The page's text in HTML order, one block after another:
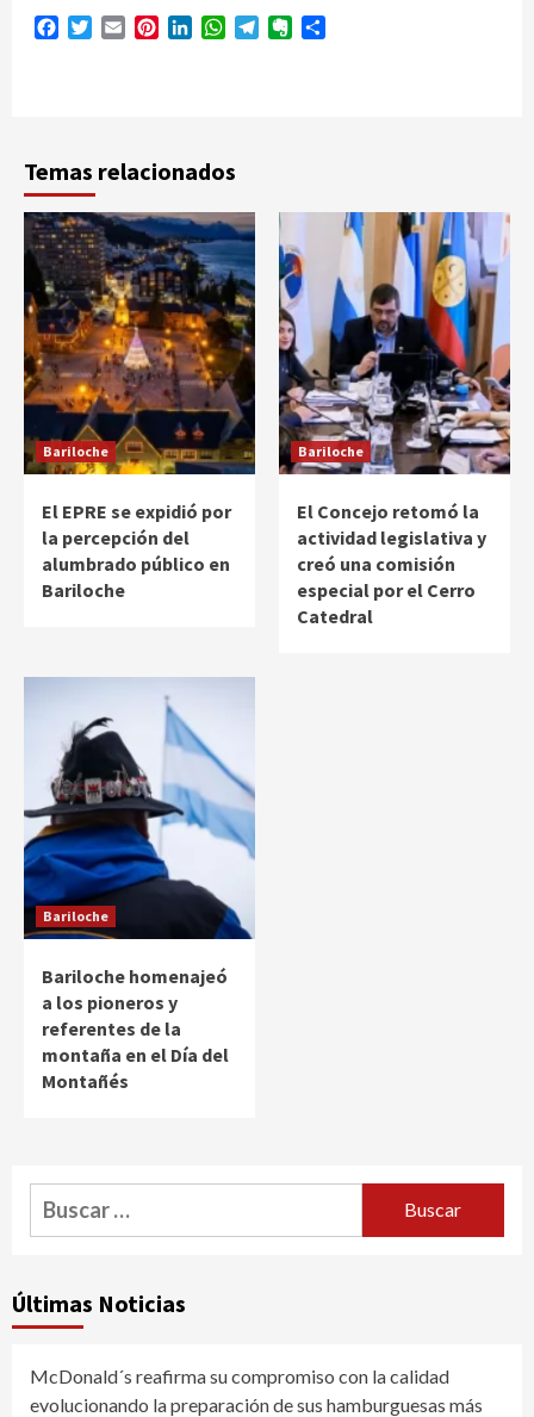
Facebook
Twitter
Email PinterestLinkedInWhatsApp
TelegramEvernote
Temas relacionados
Bariloche
El EPRE se expidió por
la percepción del
alumbrado público en
Bariloche
Bariloche
El Concejo retomó la
actividad legislativa y
creó una comisión
especial por el Cerro
Catedral
Bariloche
Bariloche homenajeó
a los pioneros y
referentes de la
montaña en el Día del
Montañés
Buscar:
Últimas Noticias
McDonald´s reafirma su compromiso con la calidad
evolucionando la preparación de sus hamburguesas más